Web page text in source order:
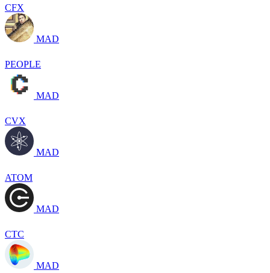
CFX
MAD
PEOPLE
MAD
CVX
MAD
ATOM
MAD
CTC
MAD